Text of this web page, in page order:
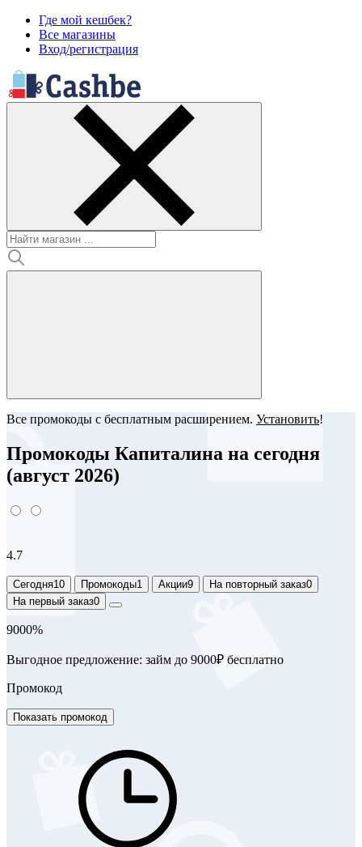
Где мой кешбек?
Все магазины
Вход/регистрация
Все промокоды с бесплатным расширением. Установить!
Промокоды Капиталина на сегодня
(август 2026)
4.7
Сегодня10 Промокоды1 Акции9 На повторный заказ0
На первый заказ0
9000%
Выгодное предложение: займ до 9000₽ бесплатно
Промокод
Показать промокод